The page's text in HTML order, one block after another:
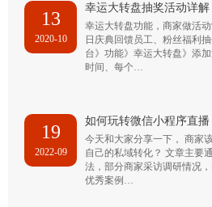
13
2020-10
幸运大转盘抽奖活动详解
幸运大转盘功能，商家做活
日庆典回馈员工、粉丝福利
台》功能》幸运大转盘》添
时间、每个…
19
2022-09
如何玩转微信小程序直播
今天和大家分享一下， 商家
自己的私域转化？ 文章主要
法，部分商家采访调研情况
优秀案例…